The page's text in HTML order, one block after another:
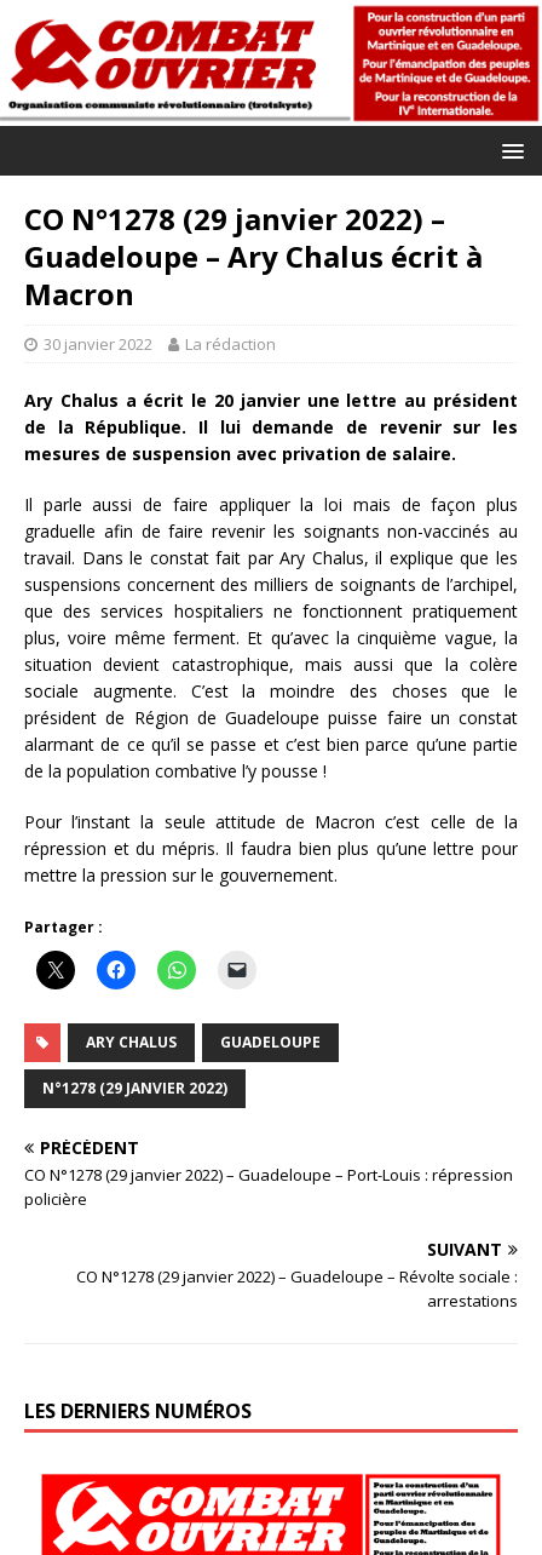
CO N°1278 (29 janvier 2022) –
Guadeloupe – Ary Chalus écrit à
Macron
30 janvier 2022 La rédaction
Ary Chalus a écrit le 20 janvier une lettre au président
de la République. Il lui demande de revenir sur les
mesures de suspension avec privation de salaire.
Il parle aussi de faire appliquer la loi mais de façon plus
graduelle afin de faire revenir les soignants non-vaccinés au
travail. Dans le constat fait par Ary Chalus, il explique que les
suspensions concernent des milliers de soignants de l’archipel,
que des services hospitaliers ne fonctionnent pratiquement
plus, voire même ferment. Et qu’avec la cinquième vague, la
situation devient catastrophique, mais aussi que la colère
sociale augmente. C’est la moindre des choses que le
président de Région de Guadeloupe puisse faire un constat
alarmant de ce qu’il se passe et c’est bien parce qu’une partie
de la population combative l’y pousse !
Pour l’instant la seule attitude de Macron c’est celle de la
répression et du mépris. Il faudra bien plus qu’une lettre pour
mettre la pression sur le gouvernement.
Partager :
ARY CHALUS GUADELOUPE
N°1278 (29 JANVIER 2022)
PRÉCÉDENT
CO N°1278 (29 janvier 2022) – Guadeloupe – Port-Louis : répression
policière
SUIVANT
CO N°1278 (29 janvier 2022) – Guadeloupe – Révolte sociale :
arrestations
LES DERNIERS NUMÉROS